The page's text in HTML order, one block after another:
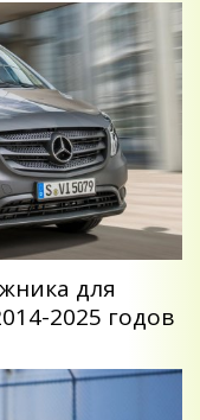
для
2025 годов